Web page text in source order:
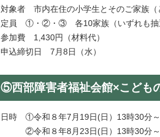
対象者 市内在住の小学生とそのご家族
定員 ①・②・③ 各10家族（いずれも
参加費 1,430円（材料代）
申込締切日 7月8日（水）
⑤西部障害者福祉会館×こども
日時 ①令和８年7月19日(日）13時30分
②令和８年8月23日(日）13時30分